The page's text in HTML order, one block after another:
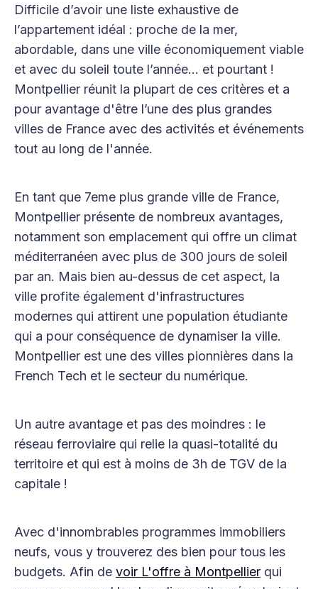
Difficile d’avoir une liste exhaustive de
l’appartement idéal : proche de la mer,
abordable, dans une ville économiquement viable
et avec du soleil toute l’année… et pourtant !
Montpellier réunit la plupart de ces critères et a
pour avantage d'être l’une des plus grandes
villes de France avec des activités et événements
tout au long de l'année.
En tant que 7eme plus grande ville de France,
Montpellier présente de nombreux avantages,
notamment son emplacement qui offre un climat
méditerranéen avec plus de 300 jours de soleil
par an. Mais bien au-dessus de cet aspect, la
ville profite également d'infrastructures
modernes qui attirent une population étudiante
qui a pour conséquence de dynamiser la ville.
Montpellier est une des villes pionnières dans la
French Tech et le secteur du numérique.
Un autre avantage et pas des moindres : le
réseau ferroviaire qui relie la quasi-totalité du
territoire et qui est à moins de 3h de TGV de la
capitale !
Avec d'innombrables programmes immobiliers
neufs, vous y trouverez des bien pour tous les
budgets. Afin de voir L'offre à Montpellier qui